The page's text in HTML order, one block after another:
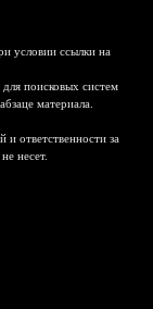
условии ссылки на
поисковых систем
материала.
и ответственности за
несет.